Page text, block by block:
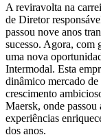
A reviravolta na
de Diretor
passou nove anos
sucesso. Agora, com
uma nova
Intermodal. Esta
dinâmico mercado
crescimento
Maersk, onde passou
experiências
dos anos.